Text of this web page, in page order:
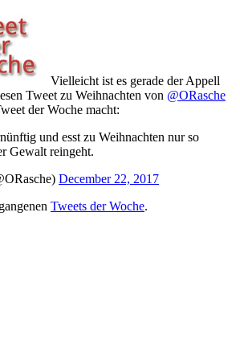
Vielleicht ist es gerade der Appell
Tweet zu Weihnachten von @ORasche
der Woche macht:
und esst zu Weihnachten nur so
Gewalt reingeht.
December 22, 2017
Tweets der Woche.